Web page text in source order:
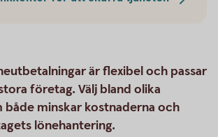
är flexibel och passar
företag. Välj bland olika
minskar kostnaderna och
lönehantering.